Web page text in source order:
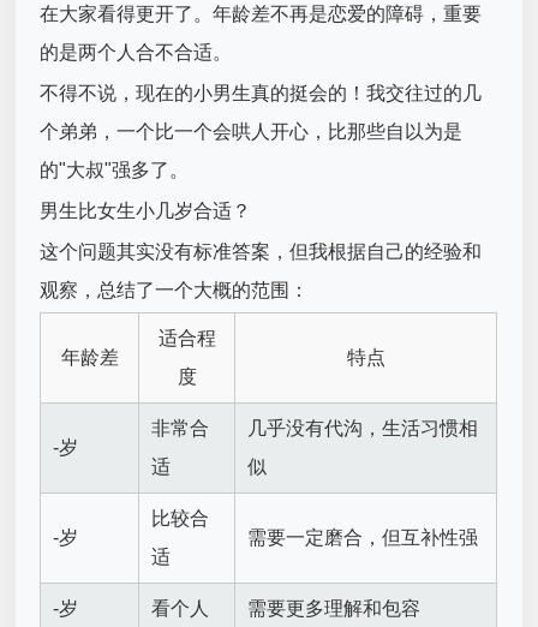
在大家看得更开了。年龄差不再是恋爱的障碍，重要
的是两个人合不合适。
不得不说，现在的小男生真的挺会的！我交往过的几
个弟弟，一个比一个会哄人开心，比那些自以为是
的"大叔"强多了。
男生比女生小几岁合适？
这个问题其实没有标准答案，但我根据自己的经验和
观察，总结了一个大概的范围：
年龄差
适合程
度
特点
-岁
非常合
适
几乎没有代沟，生活习惯相
似
-岁
比较合
适
需要一定磨合，但互补性强
-岁 看个人 需要更多理解和包容